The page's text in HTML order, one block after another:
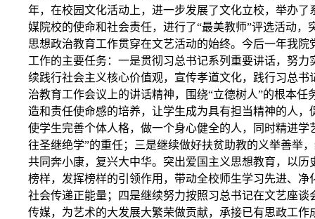
年，在校园文化活动上，进一步发展了文化立校，举办了
媒院校的使命和社会责任，进行了“最美教师”评选活动，
思想政治教育工作贯穿在文艺活动的始终。今后一年我院
工作的主要任务：一是贯彻习总书记系列重要讲话，努力
续践行社会主义核心价值观，宣传孝道文化，践行习总书
治教育工作会议上的讲话精神，围绕“立德树人”的根本任
造和责任使命感的培养，让学生成为具有担当精神的人，
使学生完善个体人格，做一个身心健全的人，同时精进学
往圣继绝学”的重任；三是继续做好扶贫助教的义举善举
共同奔小康，复兴大中华。突出爱国主义思想教育，以历
榜样，发挥榜样的引领作用，带动全校师生学习先进、净
社会传递正能量；四是继续努力按照习总书记在文艺座谈
传媒，为艺术的大发展大繁荣做贡献，承接已有思政工作